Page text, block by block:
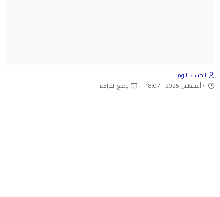
المساء اليوم
4 أغسطس 2025 - 18:07
وضع القراءة